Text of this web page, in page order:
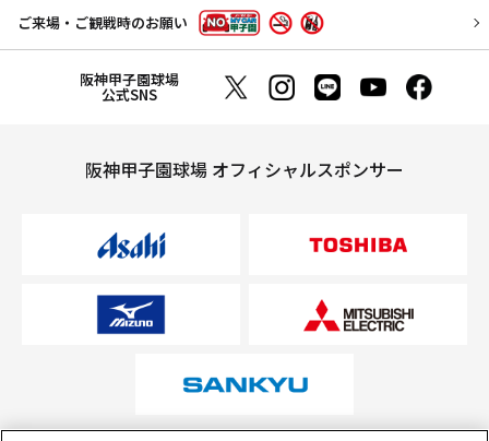
ご来場・ご観戦時のお願い
阪神甲子園球場
公式SNS
阪神甲子園球場 オフィシャルスポンサー